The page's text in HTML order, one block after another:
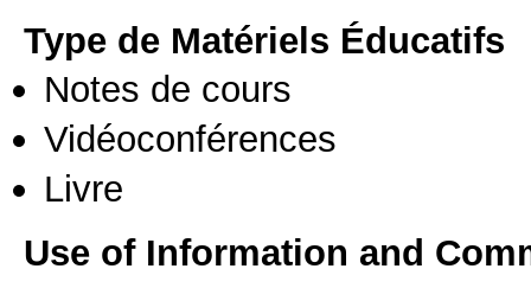
Type de Matériels Éducatifs
Notes de cours
Vidéoconférences
Livre
Use of Information and